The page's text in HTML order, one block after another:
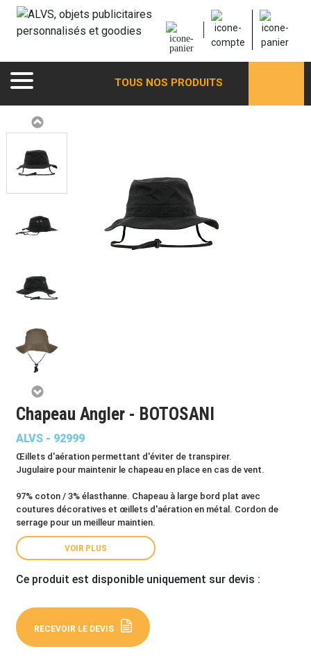
TOUS NOS PRODUITS
Chapeau Angler - BOTOSANI
ALVS - 92999
Œillets d'aération permettant d'éviter de transpirer.
Jugulaire pour maintenir le chapeau en place en cas de vent.
97% coton / 3% élasthanne. Chapeau à large bord plat avec
coutures décoratives et œillets d'aération en métal. Cordon de
serrage pour un meilleur maintien.
VOIR PLUS
Ce produit est disponible uniquement sur devis :
RECEVOIR LE DEVIS